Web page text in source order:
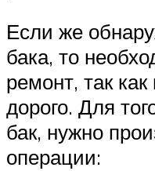
Если же
бака, то
ремонт, так
дорого. Для
бак, нужно
операции: